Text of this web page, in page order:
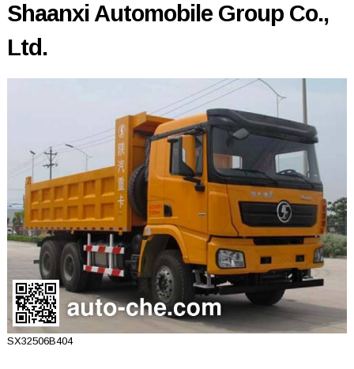
Shaanxi Automobile Group Co.,
Ltd.
SX32506B404